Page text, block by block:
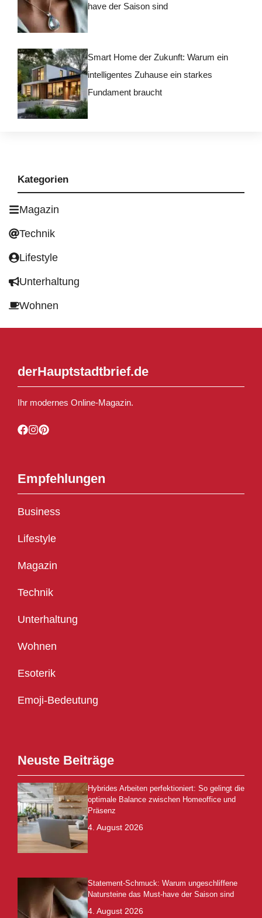
have der Saison sind
Smart Home der Zukunft: Warum ein
intelligentes Zuhause ein starkes
Fundament braucht
Kategorien
Magazin
Technik
Lifestyle
Unterhaltung
Wohnen
derHauptstadtbrief.de
Ihr modernes Online-Magazin.
Empfehlungen
Business
Lifestyle
Magazin
Technik
Unterhaltung
Wohnen
Esoterik
Emoji-Bedeutung
Neuste Beiträge
Hybrides Arbeiten perfektioniert: So gelingt die
optimale Balance zwischen Homeoffice und
Präsenz
4. August 2026
Statement-Schmuck: Warum ungeschliffene
Natursteine das Must-have der Saison sind
4. August 2026